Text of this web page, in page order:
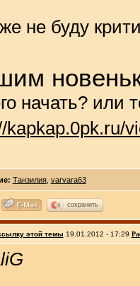
не буду
начать? или
kapkap.0pk.ru/
Танзилия, varvara63
сохранить
этой темы 19.01.2012 - 17:29